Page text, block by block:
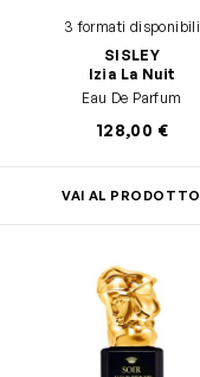
3 formati disponibili
SISLEY
Izia La Nuit
Eau De Parfum
128,00 €
VAI AL PRODOTTO